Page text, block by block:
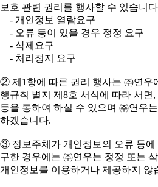
보호 관련 권리를 행사할 수 있습니
- 개인정보 열람요구
- 오류 등이 있을 경우 정정 요구
- 삭제요구
- 처리정지 요구
② 제1항에 따른 권리 행사는 ㈜연우
행규칙 별지 제8호 서식에 따라 서면
등을 통하여 하실 수 있으며 ㈜연우
하겠습니다.
③ 정보주체가 개인정보의 오류 등에
구한 경우에는 ㈜연우는 정정 또는
개인정보를 이용하거나 제공하지 않